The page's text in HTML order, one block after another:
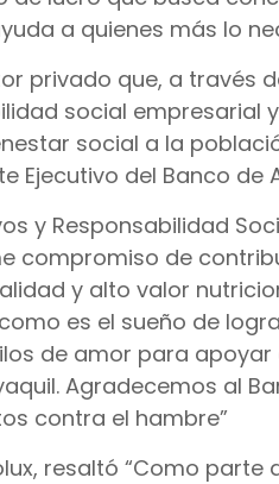
a quienes más lo
privado que, a través
social empresarial
social a la
Ejecutivo del Banco de
y Responsabilidad
compromiso de
y alto valor
es el sueño de
de amor para
Agradecemos al
contra el hambre”
resaltó “Como